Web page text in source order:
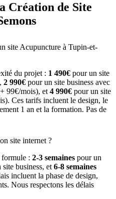
Création de Site
site Acupuncture à Tupin-et-
du projet : 1 490€ pour un site
2 990€ pour un site business avec
99€/mois), et 4 990€ pour un site
Ces tarifs incluent le design, le
1 an et la formation. Pas de
site internet ?
formule : 2-3 semaines pour un
site business, et 6-8 semaines
incluent la phase de design,
Nous respectons les délais